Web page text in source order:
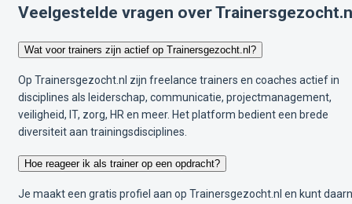
Veelgestelde vragen over
Wat voor trainers zijn actief op Trainersgezocht.nl?
Op Trainersgezocht.nl zijn freelance trainers en coaches actief in
disciplines als leiderschap, communicatie, projectmanagement,
veiligheid, IT, zorg, HR en meer. Het platform bedient een brede
diversiteit aan trainingsdisciplines.
Hoe reageer ik als trainer op een opdracht?
Je maakt een gratis profiel aan op Trainersgezocht.nl en kunt